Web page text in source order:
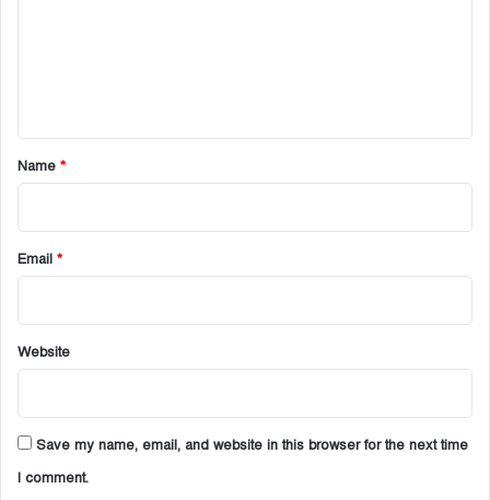
*Name *
Email *
Website
Save my name, email, and website in this browser for the next time
I comment.